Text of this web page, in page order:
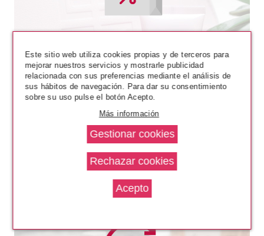
CND
CND VINYLUX 363 CRISP
GREEN
Pvr 13.50€
-12%
desde
11.83€
Este sitio web utiliza cookies propias y de terceros para
mejorar nuestros servicios y mostrarle publicidad
relacionada con sus preferencias mediante el análisis de
sus hábitos de navegación. Para dar su consentimiento
sobre su uso pulse el botón Acepto.
Más información